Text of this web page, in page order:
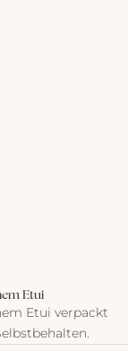
Etui
Etui verpackt